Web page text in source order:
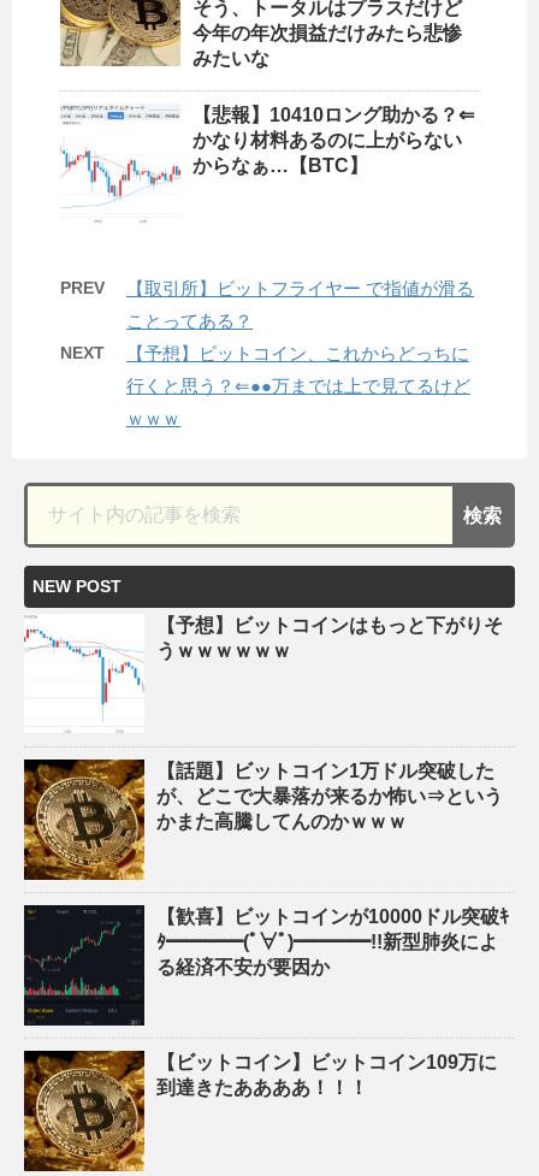
そう、トータルはプラスだけど
今年の年次損益だけみたら悲惨
みたいな
【悲報】10410ロング助かる？⇐
かなり材料あるのに上がらない
からなぁ…【BTC】
PREV
【取引所】ビットフライヤー で指値が滑る
ことってある？
NEXT
【予想】ビットコイン、これからどっちに
行くと思う？⇐●●万までは上で見てるけど
ｗｗｗ
NEW POST
【予想】ビットコインはもっと下がりそ
うｗｗｗｗｗｗ
【話題】ビットコイン1万ドル突破した
が、どこで大暴落が来るか怖い⇒という
かまた高騰してんのかｗｗｗ
【歓喜】ビットコインが10000ドル突破ｷ
ﾀ━━━━(ﾟ∀ﾟ)━━━━!!新型肺炎によ
る経済不安が要因か
【ビットコイン】ビットコイン109万に
到達きたああああ！！！